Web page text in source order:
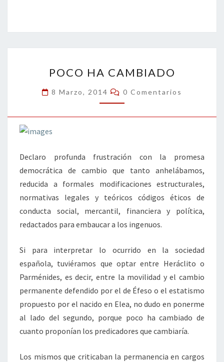
o
o
er dI
n
l
p
ar
tir
HA
CAMBIADO
POCO HA CAMBIADO
8 Marzo, 2014 Comentarios
0 Comentarios
Declaro profunda frustración con la promesa
democrática de cambio que tanto anhelábamos,
reducida a formales modificaciones estructurales,
normativas legales y teóricos códigos éticos de
conducta social, mercantil, financiera y política,
redactados para embaucar a los ingenuos.
Si para interpretar lo ocurrido en la sociedad
española, tuviéramos que optar entre Heráclito o
Parménides, es decir, entre la movilidad y el cambio
permanente defendido por el de Éfeso o el estatismo
propuesto por el nacido en Elea, no dudo en ponerme
al lado del segundo, porque poco ha cambiado de
cuanto proponían los predicadores que cambiaría.
Los mismos que criticaban la permanencia en cargos